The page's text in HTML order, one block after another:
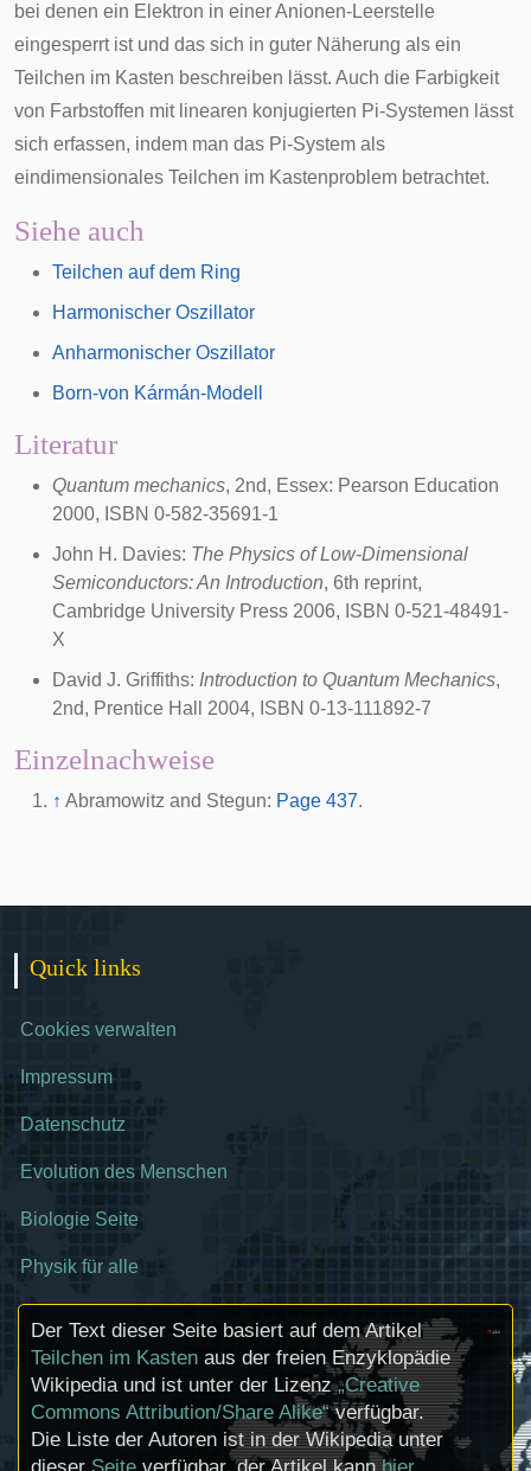
bei denen ein Elektron in einer Anionen-Leerstelle
eingesperrt ist und das sich in guter Näherung als ein
Teilchen im Kasten beschreiben lässt. Auch die Farbigkeit
von Farbstoffen mit linearen konjugierten Pi-Systemen lässt
sich erfassen, indem man das Pi-System als
eindimensionales Teilchen im Kastenproblem betrachtet.
Siehe auch
Teilchen auf dem Ring
Harmonischer Oszillator
Anharmonischer Oszillator
Born-von Kármán-Modell
Literatur
Quantum mechanics, 2nd, Essex: Pearson Education
2000, ISBN 0-582-35691-1
John H. Davies: The Physics of Low-Dimensional
Semiconductors: An Introduction, 6th reprint,
Cambridge University Press 2006, ISBN 0-521-48491-
X
David J. Griffiths: Introduction to Quantum Mechanics,
2nd, Prentice Hall 2004, ISBN 0-13-111892-7
Einzelnachweise
↑ Abramowitz and Stegun: Page 437.
Quick links
Cookies verwalten
Impressum
Datenschutz
Evolution des Menschen
Biologie Seite
Physik für alle
Der Text dieser Seite basiert auf dem Artikel
Teilchen im Kasten aus der freien Enzyklopädie
Wikipedia und ist unter der Lizenz„Creative
Commons Attribution/Share Alike“verfügbar.
Die Liste der Autoren ist in der Wikipedia unter